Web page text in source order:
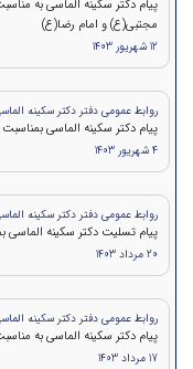
پیام دکتر سکینه الماسی به
مجتبی(ع) و امام رضا(ع)
12 شهریور 1403
روابط عمومی دفتر دکتر سکینه
پیام دکتر سکینه الماسی
4 شهریور 1403
روابط عمومی دفتر دکتر سکینه
پیام تسلیت دکتر سکینه
20 مرداد 1403
روابط عمومی دفتر دکتر سکینه
پیام دکتر سکینه الماسی به
17 مرداد 1403